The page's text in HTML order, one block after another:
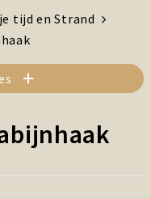
tijd en Strand